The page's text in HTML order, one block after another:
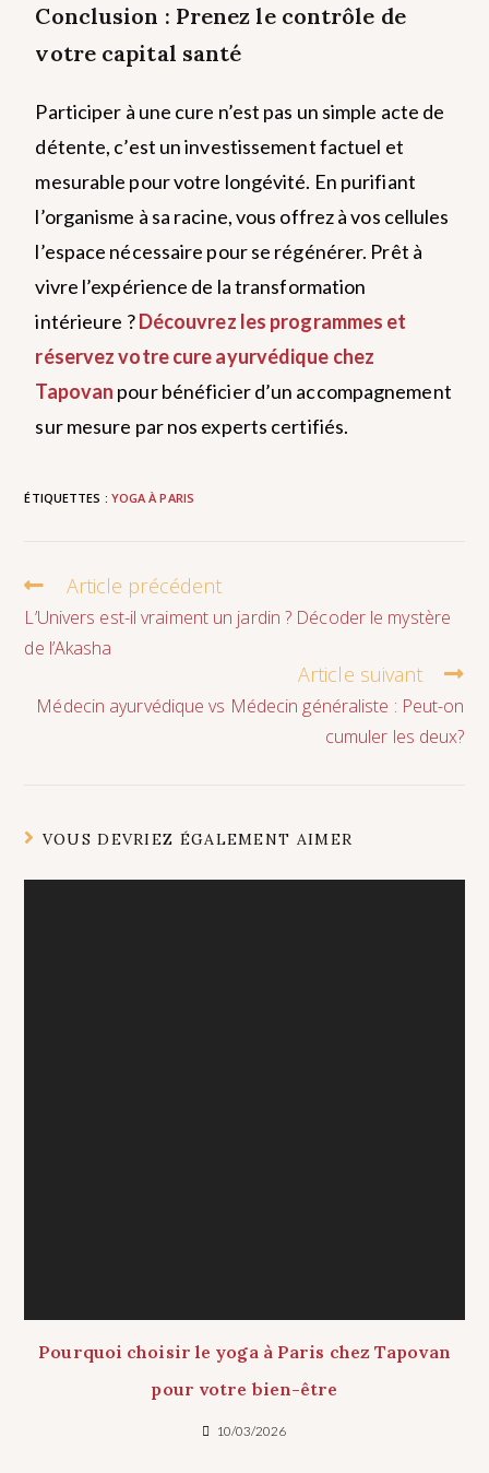
Conclusion : Prenez le contrôle de
votre capital santé
Participer à une cure n’est pas un simple acte de
détente, c’est un investissement factuel et
mesurable pour votre longévité. En purifiant
l’organisme à sa racine, vous offrez à vos cellules
l’espace nécessaire pour se régénérer. Prêt à
vivre l’expérience de la transformation
intérieure ?Découvrez les programmes et
réservez votre cure ayurvédique chez
Tapovan pour bénéficier d’un accompagnement
sur mesure par nos experts certifiés.
ÉTIQUETTES : YOGA À PARIS
Article précédent
L’Univers est-il vraiment un jardin ? Décoder le mystère
de l’Akasha
Article suivant
Médecin ayurvédique vs Médecin généraliste : Peut-on
cumuler les deux?
VOUS DEVRIEZ ÉGALEMENT AIMER
Pourquoi choisir le yoga à Paris chez Tapovan
pour votre bien-être
10/03/2026